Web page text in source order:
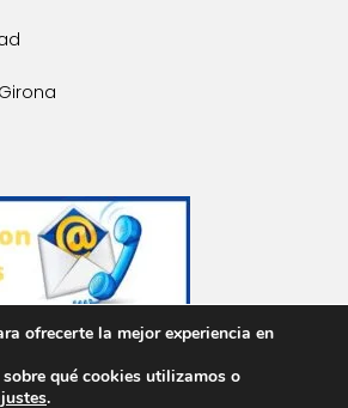
Localidades
ofrecerte la mejor experiencia en
sobre qué cookies utilizamos o
.